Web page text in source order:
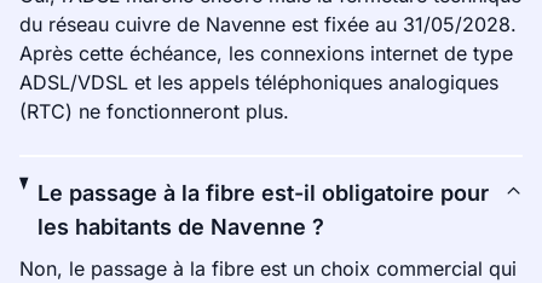
du réseau cuivre de Navenne est fixée au 31/05/2028.
Après cette échéance, les connexions internet de type
ADSL/VDSL et les appels téléphoniques analogiques
(RTC) ne fonctionneront plus.
Le passage à la fibre est-il obligatoire pour
les habitants de Navenne ?
Non, le passage à la fibre est un choix commercial qui